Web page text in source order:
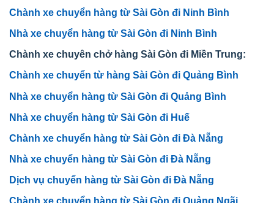
Chành xe chuyển hàng từ Sài Gòn đi Ninh Bình
Nhà xe chuyển hàng từ Sài Gòn đi Ninh Bình
Chành xe chuyên chở hàng Sài Gòn đi Miền Trung:
Chành xe chuyển từ hàng Sài Gòn đi Quảng Bình
Nhà xe chuyển hàng từ Sài Gòn đi Quảng Bình
Nhà xe chuyển hàng từ Sài Gòn đi Huế
Chành xe chuyển hàng từ Sài Gòn đi Đà Nẵng
Nhà xe chuyển hàng từ Sài Gòn đi Đà Nẵng
Dịch vụ chuyển hàng từ Sài Gòn đi Đà Nẵng
Chành xe chuyển hàng từ Sài Gòn đi Quảng Ngãi